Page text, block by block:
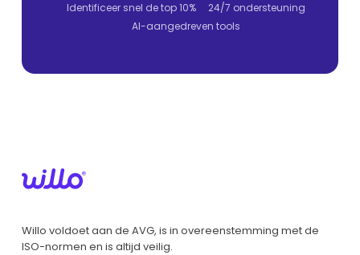
Identificeer snel de top 10%
24/7 ondersteuning
AI-aangedreven tools
Willo voldoet aan de AVG, is in overeenstemming met de
ISO-normen en is altijd veilig.